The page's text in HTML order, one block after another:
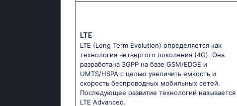
LTE
LTE (Long Term Evolution) определяется как
технология четвертого поколения (4G). Она
разработана 3GPP на базе GSM/EDGE и
UMTS/HSPA с целью увеличить емкость и
скорость беспроводных мобильных сетей.
Последующее развитие технологий называется
LTE Advanced.